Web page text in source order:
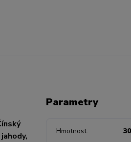
Parametry
Hmotnost